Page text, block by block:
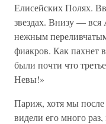
Елисейских Полях.
звездах. Внизу — вся
нежным
фиакров. Как пахнет
были почти что
Невы!»
Париж, хотя мы после
видели его много